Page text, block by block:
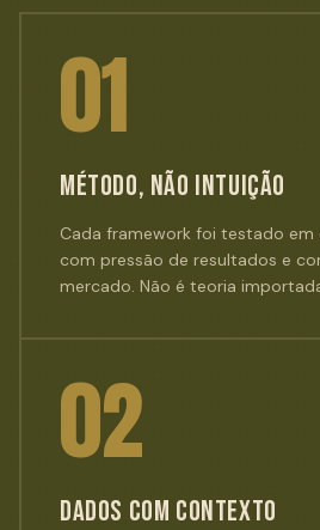
01
MÉTODO, NÃO INTUIÇÃO
Cada framework foi testado em
com pressão de resultados e
mercado. Não é teoria
02
DADOS COM CONTEXTO